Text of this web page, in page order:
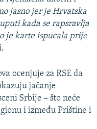
jasno jer je Hrvatska
kada se rapsravlja
je karte ispucala prije
ocenjuje za RSE da
jačanje
Srbije – što neće
i između Prištine i